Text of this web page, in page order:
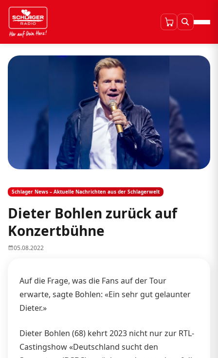
Schlager News – Aktuelle Nachrichten aus der Schlagerwelt
Dieter Bohlen zurück auf
Konzertbühne
05.08.2022
Auf die Frage, was die Fans auf der Tour
erwarte, sagte Bohlen: «Ein sehr gut gelaunter
Dieter.»
Dieter Bohlen (68) kehrt 2023 nicht nur zur RTL-
Castingshow «Deutschland sucht den